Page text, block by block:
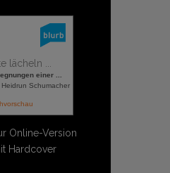
lächeln ...
einer ...
Heidrun Schumacher
Online-Version
Hardcover